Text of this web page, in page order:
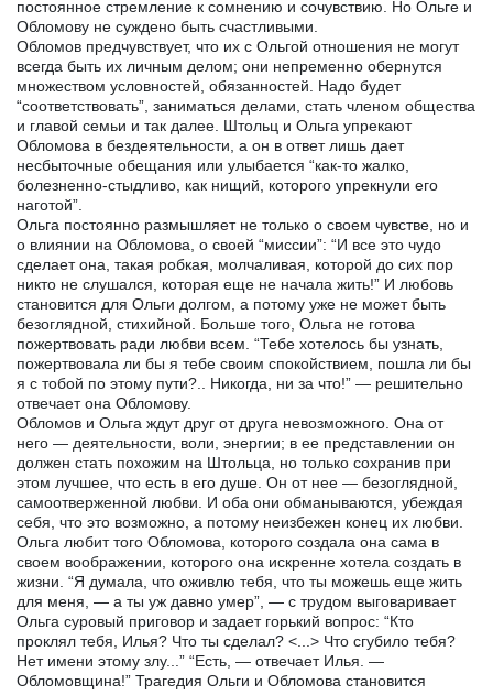
постоянное стремление к сомнению и сочувствию. Но Ольге и
Обломову не суждено быть счастливыми.
Обломов предчувствует, что их с Ольгой отношения не могут
всегда быть их личным делом; они непременно обернутся
множеством условностей, обязанностей. Надо будет
“соответствовать”, заниматься делами, стать членом общества
и главой семьи и так далее. Штольц и Ольга упрекают
Обломова в бездеятельности, а он в ответ лишь дает
несбыточные обещания или улыбается “как-то жалко,
болезненно-стыдливо, как нищий, которого упрекнули его
наготой”.
Ольга постоянно размышляет не только о своем чувстве, но и
о влиянии на Обломова, о своей “миссии”: “И все это чудо
сделает она, такая робкая, молчаливая, которой до сих пор
никто не слушался, которая еще не начала жить!” И любовь
становится для Ольги долгом, а потому уже не может быть
безоглядной, стихийной. Больше того, Ольга не готова
пожертвовать ради любви всем. “Тебе хотелось бы узнать,
пожертвовала ли бы я тебе своим спокойствием, пошла ли бы
я с тобой по этому пути?.. Никогда, ни за что!” — решительно
отвечает она Обломову.
Обломов и Ольга ждут друг от друга невозможного. Она от
него — деятельности, воли, энергии; в ее представлении он
должен стать похожим на Штольца, но только сохранив при
этом лучшее, что есть в его душе. Он от нее — безоглядной,
самоотверженной любви. И оба они обманываются, убеждая
себя, что это возможно, а потому неизбежен конец их любви.
Ольга любит того Обломова, которого создала она сама в
своем воображении, которого она искренне хотела создать в
жизни. “Я думала, что оживлю тебя, что ты можешь еще жить
для меня, — а ты уж давно умер”, — с трудом выговаривает
Ольга суровый приговор и задает горький вопрос: “Кто
проклял тебя, Илья? Что ты сделал? <...> Что сгубило тебя?
Нет имени этому злу...” “Есть, — отвечает Илья. —
Обломовщина!” Трагедия Ольги и Обломова становится